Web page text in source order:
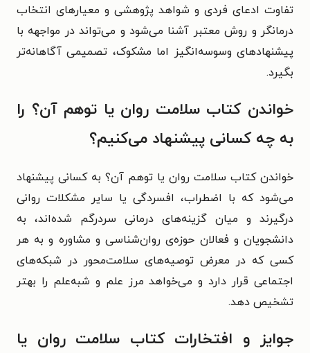
تفاوت ادعای فردی و شواهد پژوهشی و معیارهای انتخاب
درمانگر و روش معتبر آشنا می‌شود و می‌تواند در مواجهه با
پیشنهادهای وسوسه‌انگیز اما مشکوک، تصمیمی آگاهانه‌تر
بگیرد.
خواندن کتاب سلامت روان یا توهم آن؟ را
به چه کسانی پیشنهاد می‌کنیم؟
خواندن کتاب سلامت روان یا توهم آن؟ به کسانی پیشنهاد
می‌شود که با اضطراب، افسردگی یا سایر مشکلات روانی
درگیرند و میان گزینه‌های درمانی سردرگم شده‌اند، به
دانشجویان و فعالان حوزه‌ی روان‌شناسی و مشاوره و به هر
کسی که در معرض توصیه‌های سلامت‌محور در شبکه‌های
اجتماعی قرار دارد و می‌خواهد مرز علم و شبه‌علم را بهتر
تشخیص دهد.
جوایز و افتخارات کتاب سلامت روان یا